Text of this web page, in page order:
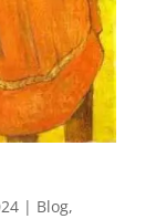
| Blog,